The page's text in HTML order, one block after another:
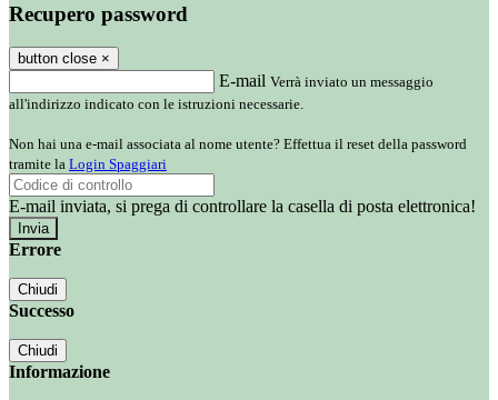
Recupero password
button close ×
E-mail Verrà inviato un messaggio
all'indirizzo indicato con le istruzioni necessarie.
Non hai una e-mail associata al nome utente? Effettua il reset della password
tramite la Login Spaggiari
E-mail inviata, si prega di controllare la casella di posta elettronica!
Errore
Chiudi
Successo
Chiudi
Informazione